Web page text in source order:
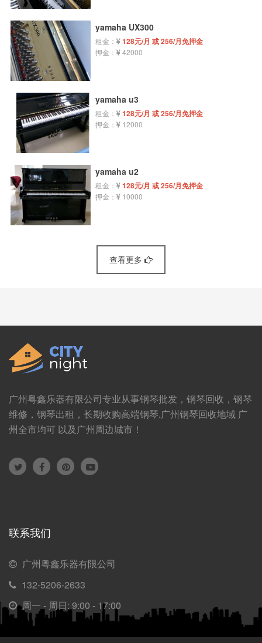
yamaha UX300
租金： 128元/月 或 256/月免押金
押金： 42000
yamaha u3
租金： 128元/月 或 256/月免押金
押金： 12000
yamaha u2
租金： 128元/月 或 256/月免押金
押金： 10000
查看更多
广州粤鑫乐器有限公司专业从事钢琴批发，钢琴回收，钢琴
维修，钢琴出租，长期收购高端钢琴.广州钢琴回收地域 广
州全市均可 以及广州周边城市！
联系我们
广州粤鑫乐器有限公司
132-5206-2633
周一 - 周日: 9:00 - 17:00